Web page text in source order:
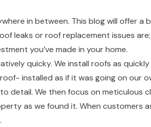
in between. This blog will offer a
leaks or roof replacement issues
quicky. We install roofs as
installed as if it was going on our
detail. We then focus on meticulous
as we found it. When customers